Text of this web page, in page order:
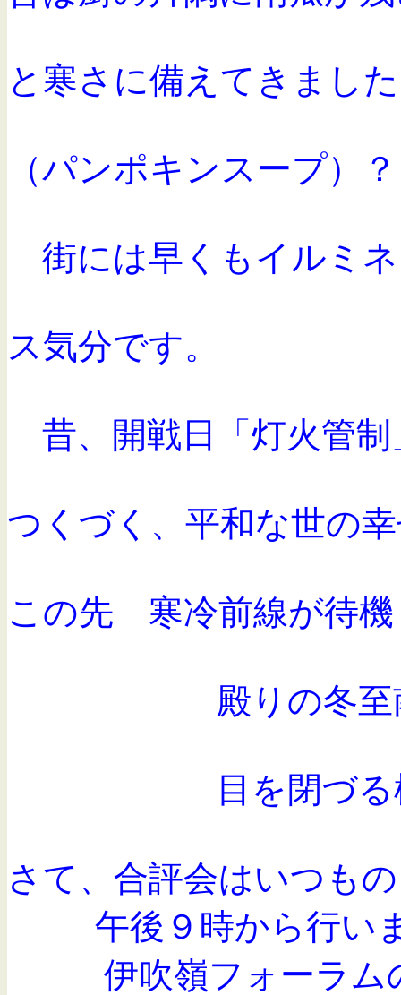
と寒さに備え てきまし
（パンポキンスープ）
街には早くもイルミ
ス気分です。
昔、開戦日「灯火管
つくづく、平和な世の
この先 寒冷前線が待機
殿りの冬
目を閉づる柚子
さて、合評会はいつも
午後９時から行いま
伊吹嶺フォーラム